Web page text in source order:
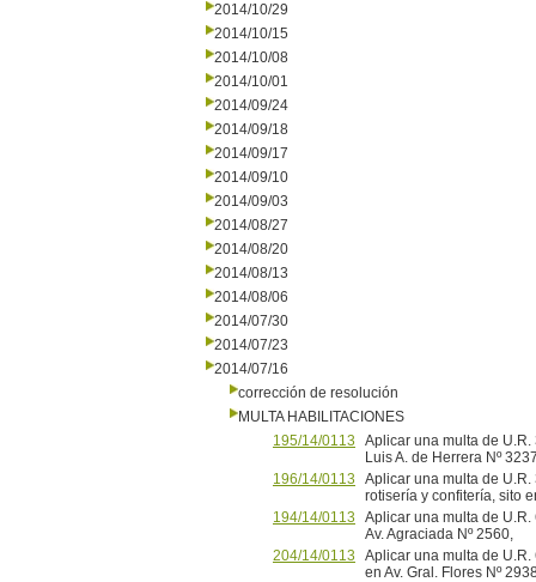
2014/10/29
2014/10/15
2014/10/08
2014/10/01
2014/09/24
2014/09/18
2014/09/17
2014/09/10
2014/09/03
2014/08/27
2014/08/20
2014/08/13
2014/08/06
2014/07/30
2014/07/23
2014/07/16
corrección de resolución
MULTA HABILITACIONES
195/14/0113
Aplicar una multa de U.R.
Luis A. de Herrera Nº
196/14/0113
Aplicar una multa de U.R.
rotisería y confitería, sito
194/14/0113
Aplicar una multa de U.R.
Av. Agraciada Nº 2560,
204/14/0113
Aplicar una multa de
en Av. Gral. Flores Nº